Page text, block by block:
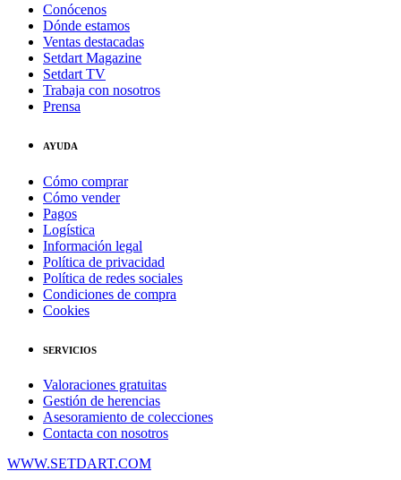
Conócenos
Dónde estamos
Ventas destacadas
Setdart Magazine
Setdart TV
Trabaja con nosotros
Prensa
AYUDA
Cómo comprar
Cómo vender
Pagos
Logística
Información legal
Política de privacidad
Política de redes sociales
Condiciones de compra
Cookies
SERVICIOS
Valoraciones gratuitas
Gestión de herencias
Asesoramiento de colecciones
Contacta con nosotros
WWW.SETDART.COM